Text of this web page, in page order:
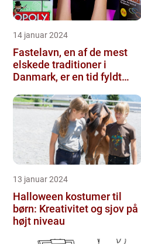
14 januar 2024
Fastelavn, en af de mest
elskede traditioner i
Danmark, er en tid fyldt
fo...
13 januar 2024
Halloween kostumer til
børn: Kreativitet og sjov på
højt niveau